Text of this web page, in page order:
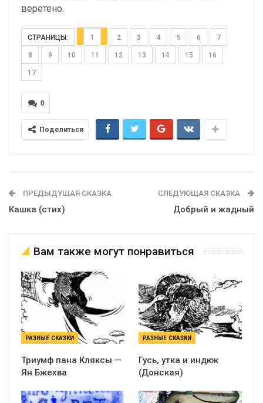
веретено.
СТРАНИЦЫ: 1 2 3 4 5 6 7
8 9 10 11 12 13 14 15 16
17
0
Поделиться
ПРЕДЫДУЩАЯ СКАЗКА
Кашка (стих)
СЛЕДУЮЩАЯ СКАЗКА
Добрый и жадный
Вам также могут понравиться
РАЗНЫЕ СКАЗКИ
Триумф пана Кляксы —
Ян Бжехва
РАЗНЫЕ СКАЗКИ
Гусь, утка и индюк
(Донская)